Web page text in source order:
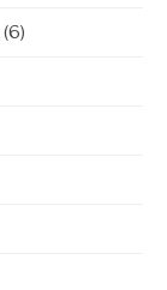
(6)